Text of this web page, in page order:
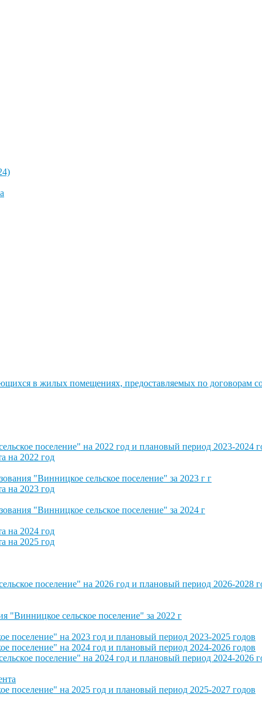
в жилых помещениях, предоставляемых по договорам
поселение" на 2022 год и плановый период 2023-2024
на 2022 год
"Винницкое сельское поселение" за 2023 г г
на 2023 год
"Винницкое сельское поселение" за 2024 г
на 2024 год
на 2025 год
поселение" на 2026 год и плановый период 2026-2028
"Винницкое сельское поселение" за 2022 г
на 2023 год и плановый период 2023-2025 годов
на 2024 год и плановый период 2024-2026 годов
поселение" на 2024 год и плановый период 2024-2026
на 2025 год и плановый период 2025-2027 годов